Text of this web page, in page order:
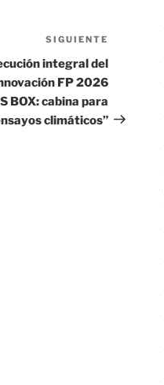
entrada
SIGUIENTE
integral del
FP 2026
BOX: cabina para
climáticos”